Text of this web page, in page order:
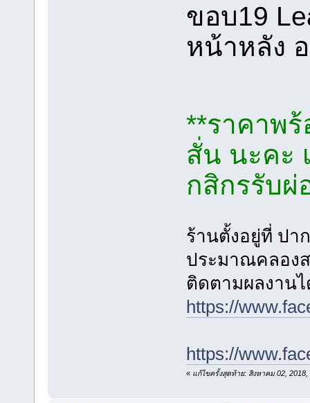
ขอบ19
หน้าหลัง
**ราคาพ
สั่น นะคะ
กสิกรรับ
ร้านตั้งอยู่ที่ ปา
ประมาณคลอง
ติดตามผลงาน
https://
https://
« แก้ไขครั้งสุดท้าย: สิงหาคม 02,